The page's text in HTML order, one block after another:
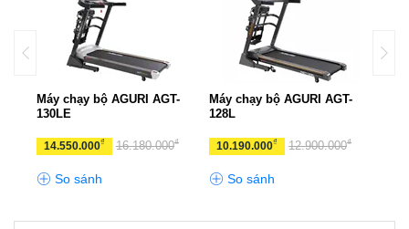
Máy chạy bộ AGURI AGT-
130LE
14.550.000₫ 16.180.000₫
So sánh
Máy chạy bộ AGURI AGT-
128L
10.190.000₫ 12.900.000₫
So sánh